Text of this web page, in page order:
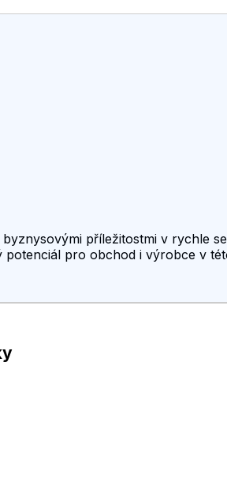
příležitostmi v rychle
pro obchod i výrobce v